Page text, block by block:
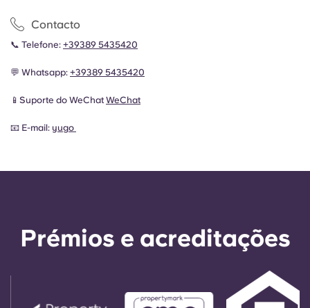
Contacto
📞 Telefone: +39389 5435420
💬 Whatsapp: +39389 5435420
📱Suporte do WeChat WeChat
📧 E-mail: yugo
Prémios e acreditações